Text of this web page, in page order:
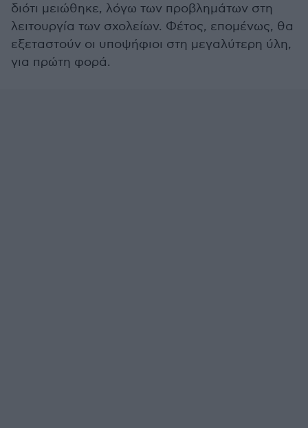
διότι μειώθηκε, λόγω των προβλημάτων στη
λειτουργία των σχολείων. Φέτος, επομένως, θα
εξεταστούν οι υποψήφιοι στη μεγαλύτερη ύλη,
για πρώτη φορά.